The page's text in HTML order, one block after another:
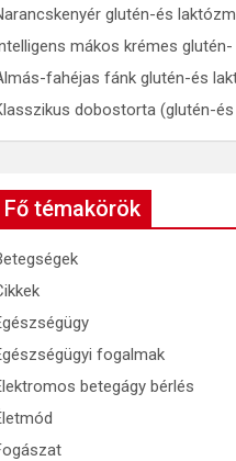
glutén-és
mákos krémes
fahéjas fánk glutén-és
dobostorta (glutén-
Fő témakörök
fogalmak
betegágy bérlés